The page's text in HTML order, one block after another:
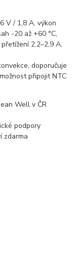
V / 1,8 A, výkon
-20 až +60 °C,
2,2–2,9 A,
doporučuje
připojit NTC
Well v ČR
podpory
zdarma